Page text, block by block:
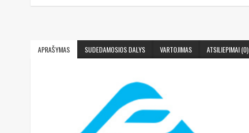
APRAŠYMAS SUDEDAMOSIOS DALYS VARTOJIMAS ATSILIEPIMAI (0)